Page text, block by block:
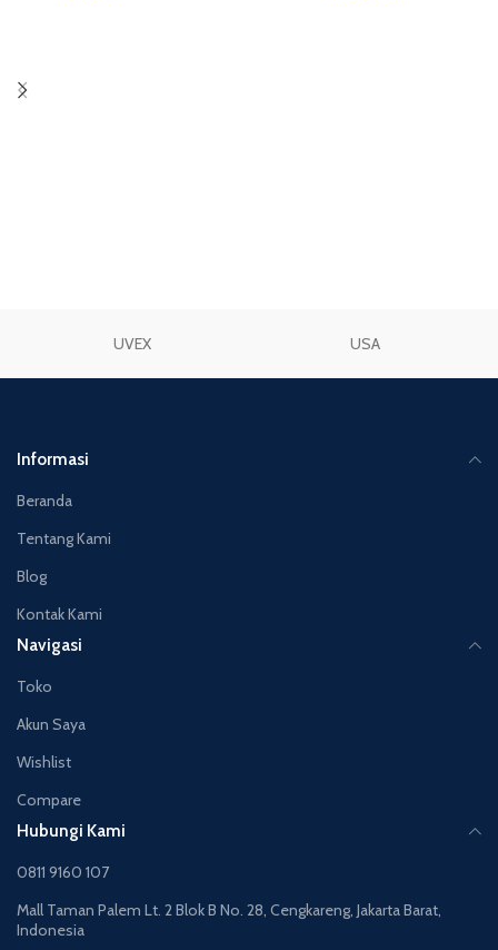
UVEX USA
Informasi
Beranda
Tentang Kami
Blog
Kontak Kami
Navigasi
Toko
Akun Saya
Wishlist
Compare
Hubungi Kami
0811 9160 107
Mall Taman Palem Lt. 2 Blok B No. 28, Cengkareng, Jakarta Barat,
Indonesia